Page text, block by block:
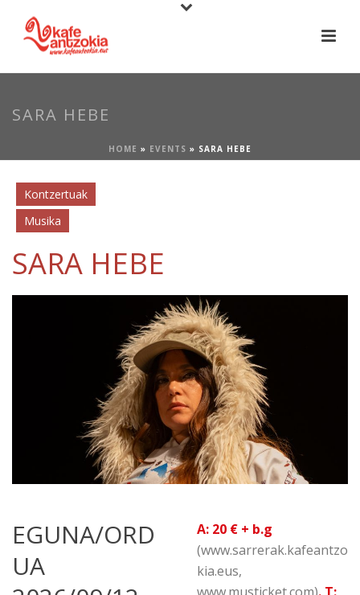
SARA HEBE
HOME » EVENTS » SARA HEBE
Kontzertuak
Musika
SARA HEBE
EGUNA/ORD
UA
A: 20 € + b.g
(www.sarrerak.kafeantzo
kia.eus,